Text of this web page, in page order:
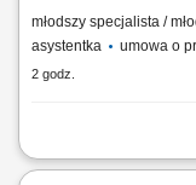
młodszy specjalista /
asystentka
umowa o
2 godz.
Opis stanowiska